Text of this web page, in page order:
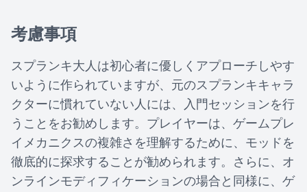
考慮事項
スプランキ大人は初心者に優しくアプローチしやす
いように作られていますが、元のスプランキキャラ
クターに慣れていない人には、入門セッションを行
うことをお勧めします。プレイヤーは、ゲームプレ
イメカニクスの複雑さを理解するために、モッドを
徹底的に探求することが勧められます。さらに、オ
ンラインモディフィケーションの場合と同様に、ゲ